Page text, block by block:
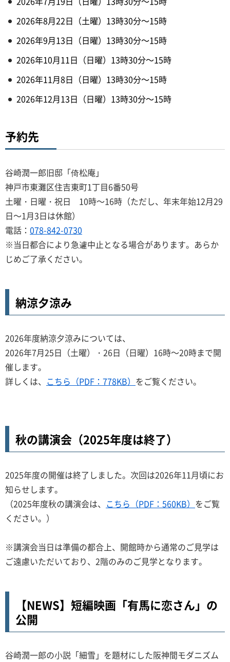
2026年8月22日（土曜）13時30分～15時
2026年9月13日（日曜）13時30分～15時
2026年10月11日（日曜）13時30分～15時
2026年11月8日（日曜）13時30分～15時
2026年12月13日（日曜）13時30分～15時
予約先
谷崎潤一郎旧邸「倚松庵」
神戸市東灘区住吉東町1丁目6番50号
土曜・日曜・祝日 10時～16時（ただし、年末年始12月29
日～1月3日は休館）
電話： 078-842-0730
※当日都合により急遽中止となる場合があります。あらか
じめご了承ください。
納涼夕涼み
2026年度納涼夕涼みについては、
2026年7月25日（土曜）・26日（日曜）16時～20時まで開
催します。
詳しくは、 こちら（PDF：778KB） をご覧ください。
秋の講演会（2025年度は終了）
2025年度の開催は終了しました。次回は2026年11月頃にお
知らせします。
（2025年度秋の講演会は、 こちら（PDF：560KB） をご覧
ください。）
※講演会当日は準備の都合上、開館時から通常のご見学は
ご遠慮いただいており、2階のみのご見学となります。
【NEWS】短編映画「有馬に恋さん」の
公開
谷崎潤一郎の小説「細雪」を題材にした阪神間モダニズム